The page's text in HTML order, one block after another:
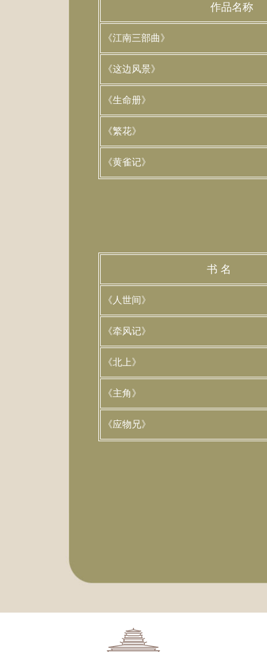
作品名称
《江南三部曲》
《这边风景》
《生命册》
《繁花》
《黄雀记》
书 名
《人世间》
《牵风记》
《北上》
《主角》
《应物兄》